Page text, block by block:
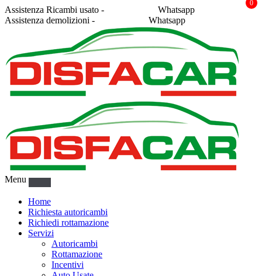
Assistenza Ricambi usato -
Whatsapp
Assistenza demolizioni -
Whatsapp
Menu
Home
Richiesta autoricambi
Richiedi rottamazione
Servizi
Autoricambi
Rottamazione
Incentivi
0